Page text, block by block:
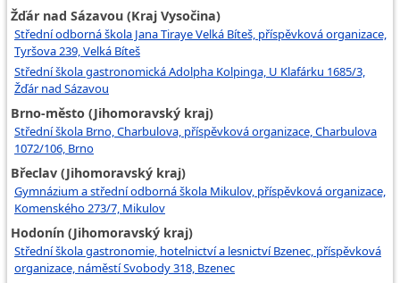
Žďár nad Sázavou (Kraj Vysočina)
Střední odborná škola Jana Tiraye Velká Bíteš, příspěvková organizace,
Tyršova 239, Velká Bíteš
Střední škola gastronomická Adolpha Kolpinga, U Klafárku 1685/3,
Žďár nad Sázavou
Brno-město (Jihomoravský kraj)
Střední škola Brno, Charbulova, příspěvková organizace, Charbulova
1072/106, Brno
Břeclav (Jihomoravský kraj)
Gymnázium a střední odborná škola Mikulov, příspěvková organizace,
Komenského 273/7, Mikulov
Hodonín (Jihomoravský kraj)
Střední škola gastronomie, hotelnictví a lesnictví Bzenec, příspěvková
organizace, náměstí Svobody 318, Bzenec